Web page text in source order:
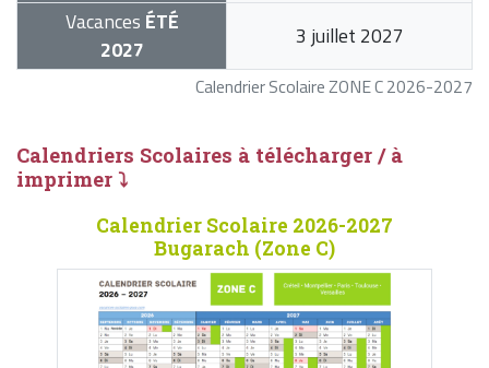
Calendrier Scolaire ZONE C 2026-2027
Vacances ÉTÉ
2027
3 juillet 2027
Calendriers Scolaires à télécharger / à
imprimer ⤵
Calendrier Scolaire 2026-2027
Bugarach (Zone C)